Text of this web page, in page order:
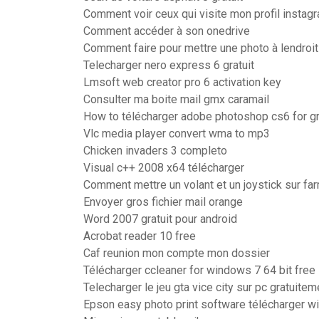
Comment voir ceux qui visite mon profil
Comment accéder à son onedrive
Comment faire pour mettre une photo à lendroit
Telecharger nero express 6 gratuit
Lmsoft web creator pro 6 activation key
Consulter ma boite mail gmx caramail
How to télécharger adobe photoshop cs6 for
Vlc media player convert wma to mp3
Chicken invaders 3 completo
Visual c++ 2008 x64 télécharger
Comment mettre un volant et un joystick sur
Envoyer gros fichier mail orange
Word 2007 gratuit pour android
Acrobat reader 10 free
Caf reunion mon compte mon dossier
Télécharger ccleaner for windows 7 64 bit free
Telecharger le jeu gta vice city sur pc
Epson easy photo print software télécharger